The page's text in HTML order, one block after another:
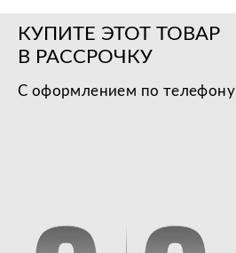
КУПИТЕ ЭТОТ ТОВАР
В РАССРОЧКУ
С оформлением по телефону